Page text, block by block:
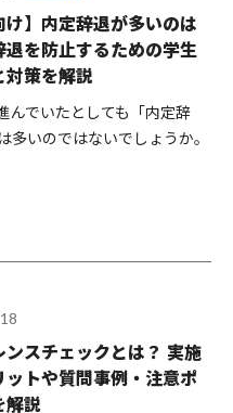
け】内定辞退が多いのは
退を防止するための学生
対策を解説
んでいたとしても「内定辞
いのではないでしょうか。
ンスチェックとは？ 実施
ットや質問事例・注意ポ
解説